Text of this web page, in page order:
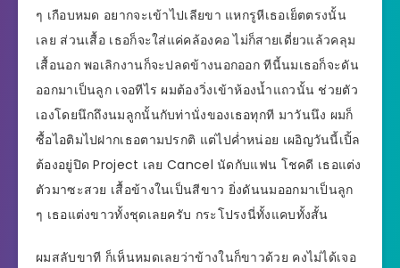
ๆ เกือบหมด อยากจะเข้าไปเลียขา แหกรูหีเธอเย็ตตรงนั้น
เลย ส่วนเสื้อ เธอก็จะใส่แค่คล้องคอ ไม่ก็สายเดี่ยวแล้วคลุม
เสื้อนอก พอเลิกงานก็จะปลดข้างนอกออก ทีนี้นมเธอก็จะดัน
ออกมาเป็นลูก เจอทีไร ผมต้องวิ่งเข้าห้องน้ำแถวนั้น ช่วยตัว
เองโดยนึกถึงนมลูกนั้นกับท่านั่งของเธอทุกที มาวันนึง ผมก็
ซื้อไอติมไปฝากเธอตามปรกติ แต่ไปค่ำหน่อย เผอิญวันนี้เปิ้ล
ต้องอยู่ปิด Project เลย Cancel นัดกับแฟน โชคดี เธอแต่ง
ตัวมาซะสวย เสื้อข้างในเป็นสีขาว ยิ่งดันนมออกมาเป็นลูก
ๆ เธอแต่งขาวทั้งชุดเลยครับ กระโปรงนี่ทั้งแคบทั้งสั้น
ผมสลับขาที ก็เห็นหมดเลยว่าข้างในก็ขาวด้วย คงไม่ได้เจอ